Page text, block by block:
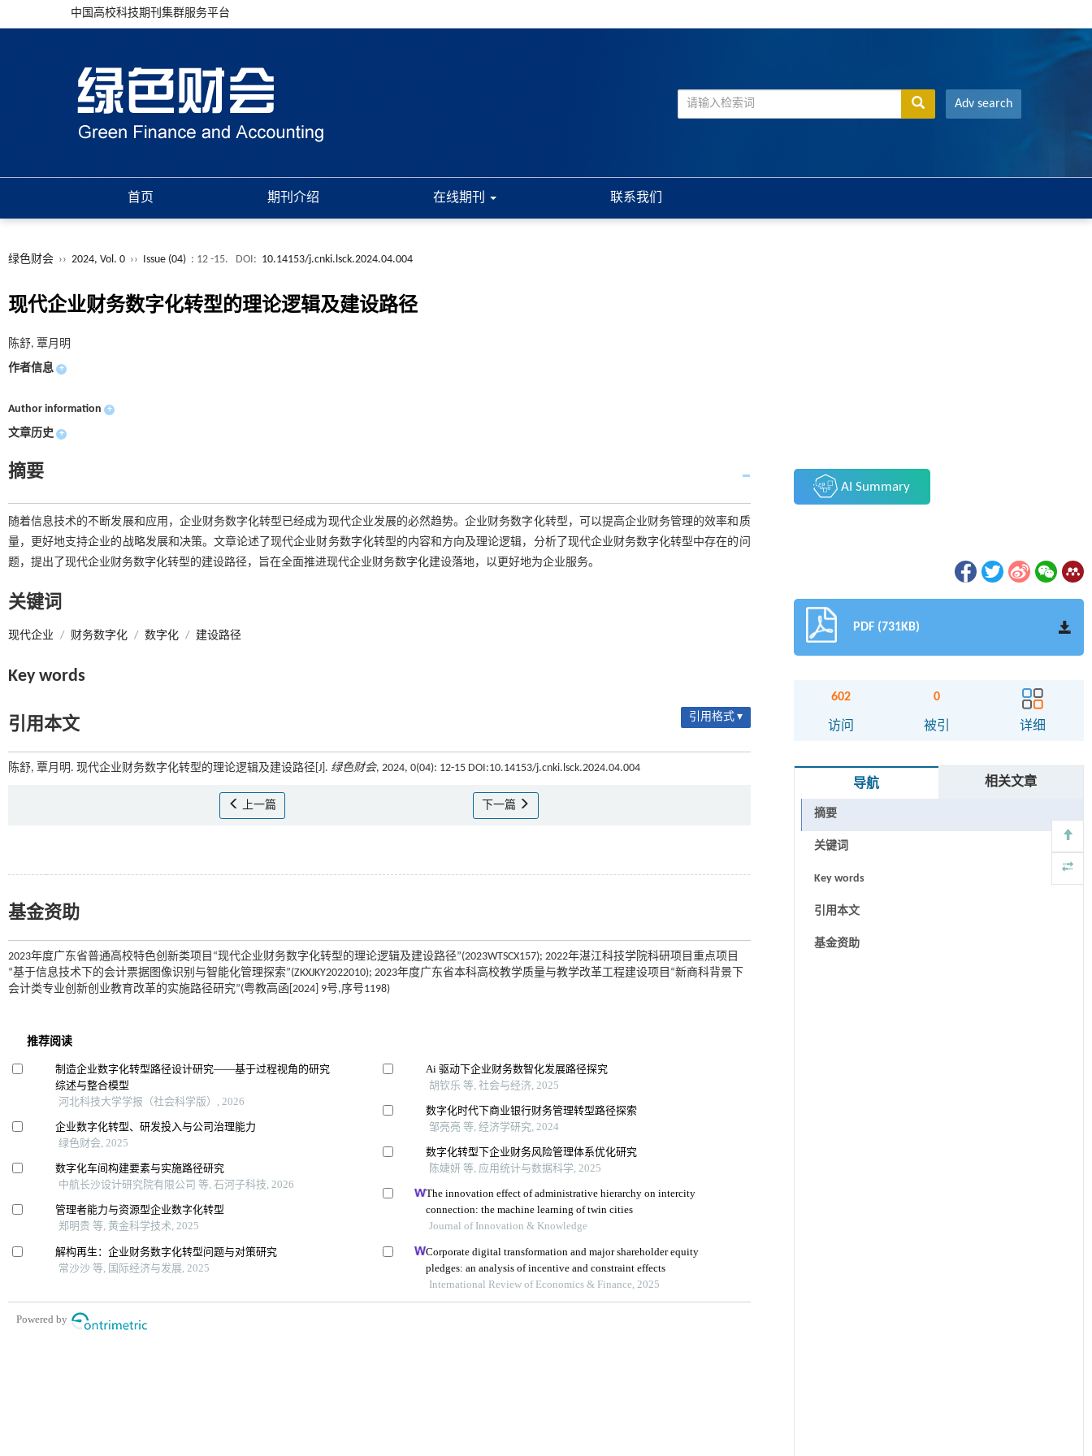
中国高校科技期刊集群服务平台
Adv search
首页 期刊介绍 在线期刊 联系我们
绿色财会 ›› 2024, Vol. 0 ›› Issue (04) : 12 -15. DOI: 10.14153/j.cnki.lsck.2024.04.004
现代企业财务数字化转型的理论逻辑及建设路径
陈舒, 覃月明
作者信息 +
Author information +
文章历史 +
摘要
随着信息技术的不断发展和应用，企业财务数字化转型已经成为现代企业发展的必然趋势。企业财务数字化转型，可以提高企业财务管理的效率和质
量，更好地支持企业的战略发展和决策。文章论述了现代企业财务数字化转型的内容和方向及理论逻辑，分析了现代企业财务数字化转型中存在的问
题，提出了现代企业财务数字化转型的建设路径，旨在全面推进现代企业财务数字化建设落地，以更好地为企业服务。
关键词
现代企业 / 财务数字化 / 数字化 / 建设路径
Key words
引用本文 引用格式 ▾
陈舒, 覃月明. 现代企业财务数字化转型的理论逻辑及建设路径[J]. 绿色财会, 2024, 0(04): 12-15 DOI:10.14153/j.cnki.lsck.2024.04.004
上一篇 下一篇
基金资助
2023年度广东省普通高校特色创新类项目“现代企业财务数字化转型的理论逻辑及建设路径”(2023WTSCX157); 2022年湛江科技学院科研项目重点项目
“基于信息技术下的会计票据图像识别与智能化管理探索”(ZKXJKY2022010); 2023年度广东省本科高校教学质量与教学改革工程建设项目“新商科背景下
会计类专业创新创业教育改革的实施路径研究”(粤教高函[2024] 9号,序号1198)
AI Summary
PDF (731KB)
602
访问
0
被引 详细
导航 相关文章
摘要
关键词
Key words
引用本文
基金资助